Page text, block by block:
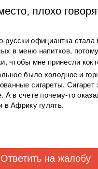
плохо
официантка стала
в меню напитков,
чтобы мне принесли
было холодное и
сигареты.
А в счете почему-то
в Африку гулять.
Ответить на жалобу